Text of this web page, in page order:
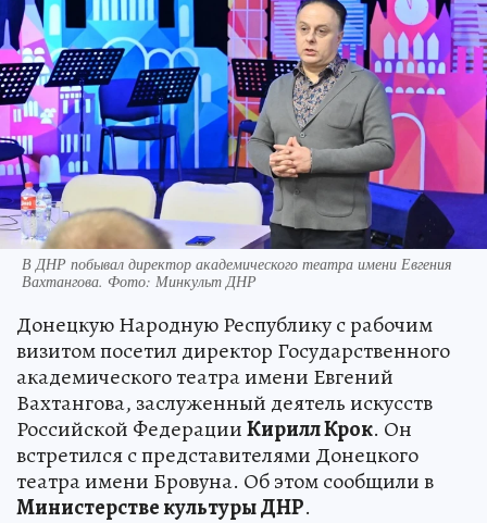
В ДНР побывал директор академического театра имени Евгения
Вахтангова. Фото: Минкульт ДНР
Донецкую Народную Республику с рабочим
визитом посетил директор Государственного
академического театра имени Евгений
Вахтангова, заслуженный деятель искусств
Российской ФедерацииКирилл Крок. Он
встретился с представителями Донецкого
театра имени Бровуна. Об этом сообщили в
Министерстве культуры ДНР.